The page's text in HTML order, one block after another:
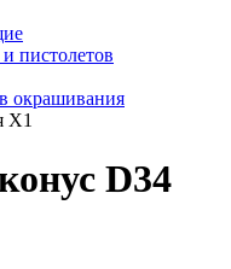
пистолетов
окрашивания
X1
D34